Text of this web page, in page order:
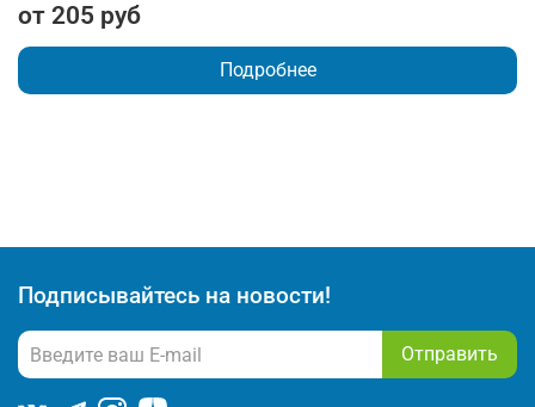
от 205 руб
Подробнее
Подписывайтесь на новости!
Отправить